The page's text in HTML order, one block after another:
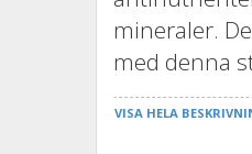
mineraler.
med denna
projektet
VISA HELA